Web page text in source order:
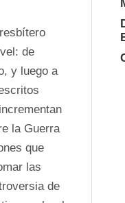
de
y luego a
la Guerra
que
las
de